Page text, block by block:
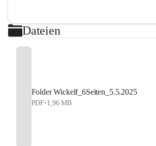
Dateien
Folder Wickelf_6Seiten_5.5.2025
PDF•1,96 MB